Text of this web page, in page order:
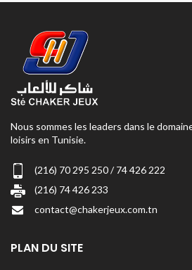
Nous sommes les leaders dans le
loisirs en Tunisie.
(216) 70 295 250 / 74 426 222
(216) 74 426 233
contact@chakerjeux.com.tn
PLAN DU SITE